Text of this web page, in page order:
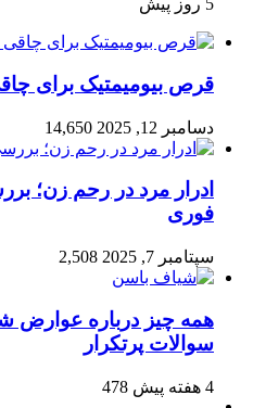
5 روز پیش
قرص بیومیمتیک برای
دسامبر 12, 2025 14,650
ادرار مرد در رحم زن؛
فوری
سپتامبر 7, 2025 2,508
همه چیز درباره عوارض
سوالات پرتکرار
4 هفته پیش 478